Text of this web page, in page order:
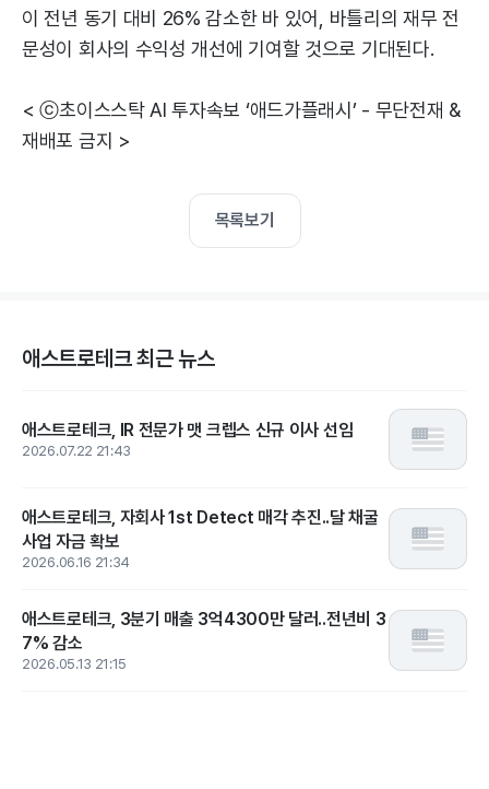
이 전년 동기 대비 26% 감소한 바 있어, 바틀리의 재무 전
문성이 회사의 수익성 개선에 기여할 것으로 기대된다.
< ⓒ초이스스탁 AI 투자속보 ‘애드가플래시’ - 무단전재 &
재배포 금지 >
목록보기
애스트로테크 최근 뉴스
애스트로테크, IR 전문가 맷 크렙스 신규 이사 선임
2026.07.22 21:43
애스트로테크, 자회사 1st Detect 매각 추진..달 채굴
사업 자금 확보
2026.06.16 21:34
애스트로테크, 3분기 매출 3억4300만 달러..전년비 3
7% 감소
2026.05.13 21:15